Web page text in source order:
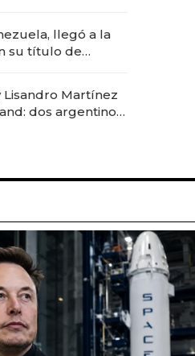
llegó a la
su título de
premium"
Lisandro Martínez
dos argentinos